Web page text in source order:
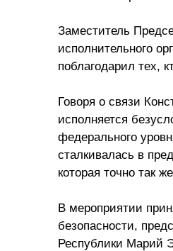
Заместитель
исполнительного
поблагодарил тех,
Говоря о связи
исполняется
федерального
сталкивалась в
которая точно так
В мероприятии
безопасности,
Республики Марий